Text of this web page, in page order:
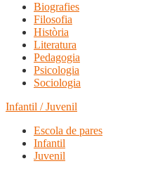
Biografies
Filosofia
Història
Literatura
Pedagogia
Psicologia
Sociologia
Infantil / Juvenil
Escola de pares
Infantil
Juvenil